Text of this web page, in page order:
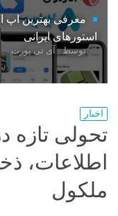
معرفی بهترین اپ
استورهای ایرانی
توسط : آی تی پورت
اخبار
تحولی تازه
اطلاعات،
ملکول